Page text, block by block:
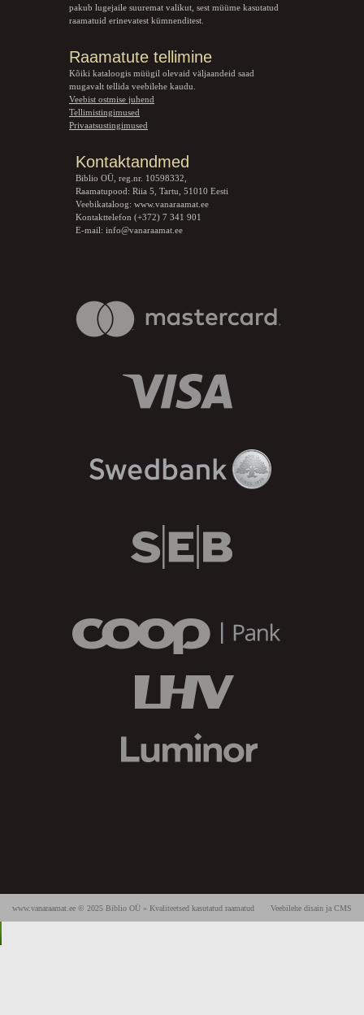
pakub lugejaile suuremat valikut, sest müüme kasutatud
raamatuid erinevatest kümnenditest.
Raamatute tellimine
Kõiki kataloogis müügil olevaid väljaandeid saad
mugavalt tellida veebilehe kaudu.
Veebist ostmise juhend
Tellimistingimused
Privaatsustingimused
Kontaktandmed
Biblio OÜ, reg.nr. 10598332,
Raamatupood: Riia 5, Tartu, 51010 Eesti
Veebikataloog: www.vanaraamat.ee
Kontakttelefon (+372) 7 341 901
E-mail: info@vanaraamat.ee
Veebilehe disain ja CMS
www.vanaraamat.ee © 2025 Biblio OÜ » Kvaliteetsed kasutatud raamatud